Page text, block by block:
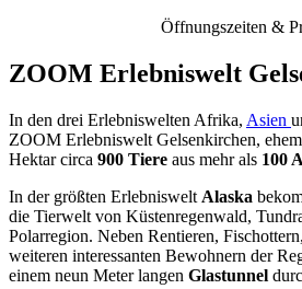
Öffnungszeiten &
ZOOM Erlebniswelt
In den drei Erlebniswelten Afrika, Asien
ZOOM Erlebniswelt Gelsenkirchen,
Hektar circa 900 Tiere aus mehr als 100
In der größten Erlebniswelt Alaska
die Tierwelt von Küstenregenwald,
Polarregion. Neben Rentieren,
weiteren interessanten Bewohnern der
einem neun Meter langen Glastunnel